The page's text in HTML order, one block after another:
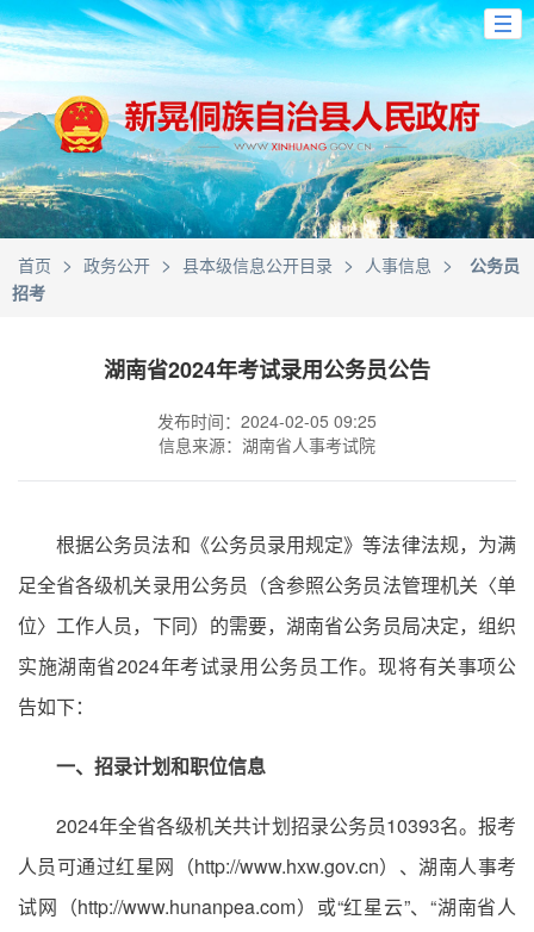
首页 > 政务公开 > 县本级信息公开目录 > 人事信息 >
公务员
招考
湖南省2024年考试录用公务员公告
发布时间：2024-02-05 09:25
信息来源：湖南省人事考试院
根据公务员法和《公务员录用规定》等法律法规，为满
足全省各级机关录用公务员（含参照公务员法管理机关〈单
位〉工作人员，下同）的需要，湖南省公务员局决定，组织
实施湖南省2024年考试录用公务员工作。现将有关事项公
告如下：
一、招录计划和职位信息
2024年全省各级机关共计划招录公务员10393名。报考
人员可通过红星网（http://www.hxw.gov.cn）、湖南人事考
试网（http://www.hunanpea.com）或“红星云”、“湖南省人